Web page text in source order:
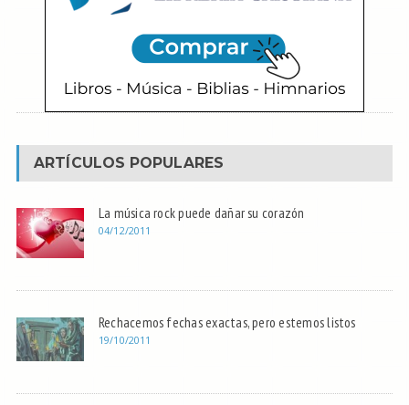
ARTÍCULOS POPULARES
La música rock puede dañar su corazón
04/12/2011
Rechacemos fechas exactas, pero estemos listos
19/10/2011